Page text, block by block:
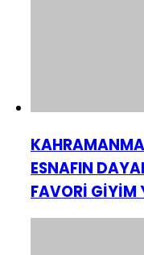
ESNAFIN
FAVORİ GİYİM